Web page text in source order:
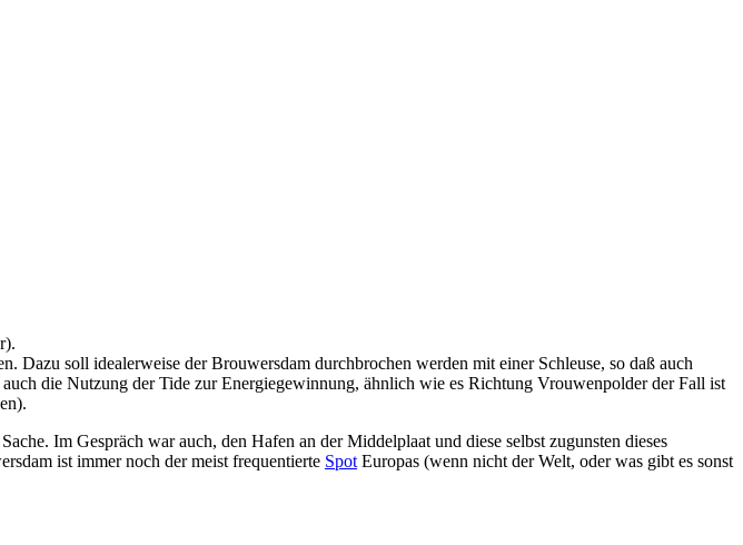
Dazu soll idealerweise der Brouwersdam durchbrochen werden mit einer Schleuse, so daß auch
die Nutzung der Tide zur Energiegewinnung, ähnlich wie es Richtung Vrouwenpolder der Fall ist
Im Gespräch war auch, den Hafen an der Middelplaat und diese selbst zugunsten dieses
ist immer noch der meist frequentierte Spot Europas (wenn nicht der Welt, oder was gibt es sonst